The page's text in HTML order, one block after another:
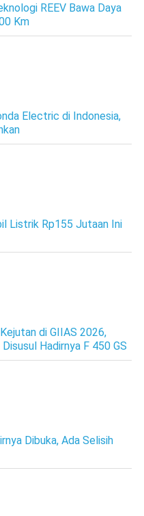
REEV Bawa Daya
Km
Electric di Indonesia,
Listrik Rp155 Jutaan Ini
di GIIAS 2026,
Hadirnya F 450 GS
Dibuka, Ada Selisih